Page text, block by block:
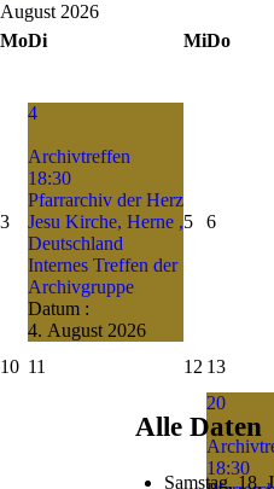
August 2026
MoDi MiDo
3
4
Archivtreffen
18:30
Pfarrarchiv der Herz
Jesu Kirche, Herne ,
Deutschland
Internes Treffen der
Archivgruppe
Datum :
4. August 2026
5 6
10 11 12 13
20
18:30
Alle Daten
Samstag, 18.